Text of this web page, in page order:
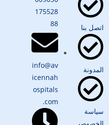
اتصل بنا
المدونة
سياسة
175528
88
info@av
icennah
ospitals
.com